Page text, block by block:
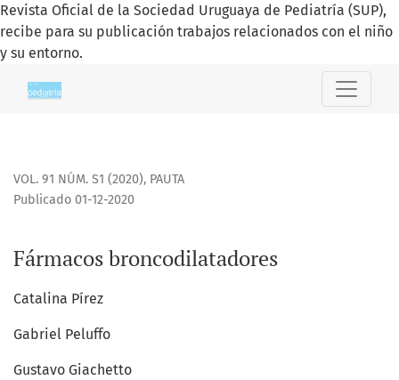
Revista Oficial de la Sociedad Uruguaya de Pediatría (SUP),
recibe para su publicación trabajos relacionados con el niño
y su entorno.
VOL. 91 NÚM. S1 (2020), PAUTA
Fármacos broncodilatadores
Publicado 01-12-2020
Catalina Pírez
Gabriel Peluffo
Gustavo Giachetto